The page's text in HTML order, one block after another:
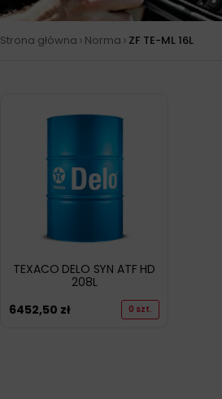
Strona główna › Norma › ZF TE-ML 16L
TEXACO DELO SYN ATF HD
208L
6452,50 zł 0 szt.